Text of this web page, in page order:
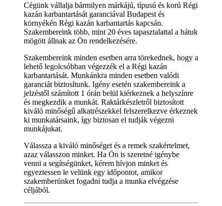
Cégünk vállalja bármilyen márkájú, típusú és korú Régi
kazán karbantartását garanciával Budapest és
környékén Régi kazán karbantartás kapcsán.
Szakembereink több, mint 20 éves tapasztalattal a hátuk
mögött állnak az Ön rendelkezésére.
Szakembereink minden esetben arra törekednek, hogy a
lehető legolcsóbban végezzék el a Régi kazán
karbantartását. Munkánkra minden esetben valódi
garanciát biztosítunk. Igény esetén szakembereink a
jelzéstől számított 1 órán belül kiérkeznek a helyszínre
és megkezdik a munkát. Raktárkészletről biztosított
kiváló minőségű alkatrészekkel felszerelkezve érkeznek
ki munkatársaink, így biztosan el tudják végezni
munkájukat.
Válassza a kiváló minőséget és a remek szakértelmet,
azaz válasszon minket. Ha Ön is szeretné igénybe
venni a segítségünket, kérem hívjon minket és
egyeztessen le velünk egy időpontot, amikor
szakemberünket fogadni tudja a munka elvégzése
céljából.